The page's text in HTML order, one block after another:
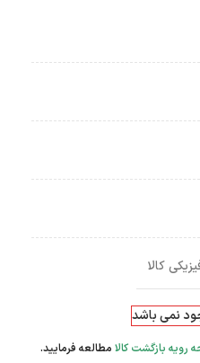
کالا
نمی باشد
رویه بازگشت کالا مطالعه فرمایید.